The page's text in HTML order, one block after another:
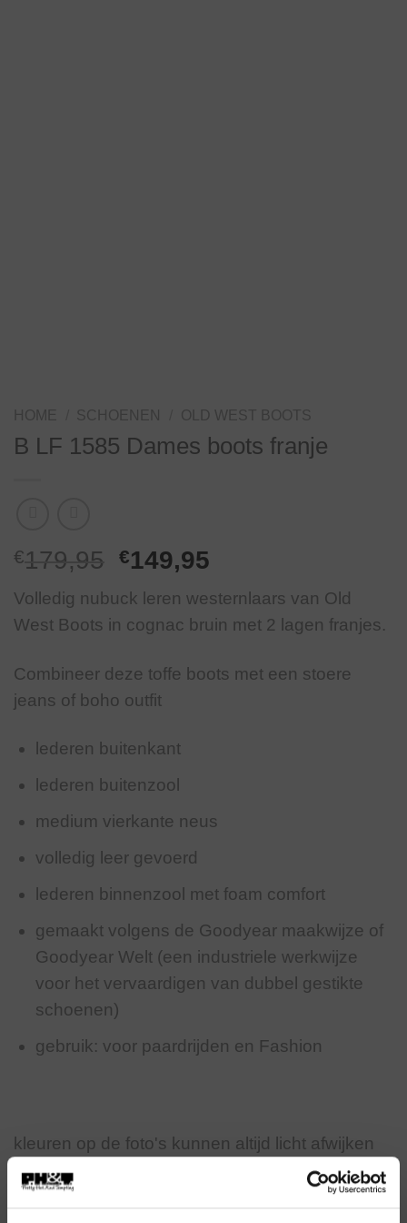
HOME SCHOENEN OLD WEST BOOTS
B LF 1585 Dames boots franje
€179,95 Oorspronkelijke
prijs
was:
€179,95.
€149,95
prijs
is:
€149,95.
Volledig nubuck leren westernlaars van Old
West Boots in cognac bruin met 2 lagen franjes.
Combineer deze toffe boots met een stoere
jeans of boho outfit
lederen buitenkant
lederen buitenzool
medium vierkante neus
volledig leer gevoerd
lederen binnenzool met foam comfort
gemaakt volgens de Goodyear maakwijze of
Goodyear Welt (een industriele werkwijze
voor het vervaardigen van dubbel gestikte
schoenen)
gebruik: voor paardrijden en Fashion
kleuren op de foto's kunnen altijd licht afwijken
van de werkelijkheid i.v.m. lichtinval tijdens de
fotografie